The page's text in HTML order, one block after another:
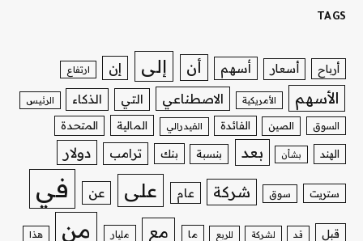
TAGS
أرباح أسعار أسهم أن إلى إن ارتفاع
الأسهم الأمريكية الاصطناعي التي الذكاء الرئيس
السوق الصين الفائدة الفيدرالي المالية المتحدة
الهند بشأن بعد بنسبة بنك ترامب دولار
ستريت سوق شركة عام على عن في
قبل قد لشركة للربع ما مع مليار من هذا